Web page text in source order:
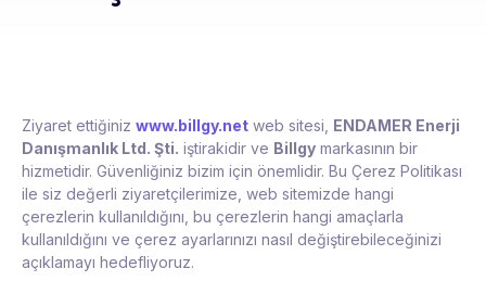
Ziyaret ettiğiniz www.billgy.net web sitesi, ENDAMER Enerji
Danışmanlık Ltd. Şti. iştirakidir ve Billgy markasının bir
hizmetidir. Güvenliğiniz bizim için önemlidir. Bu Çerez Politikası
ile siz değerli ziyaretçilerimize, web sitemizde hangi
çerezlerin kullanıldığını, bu çerezlerin hangi amaçlarla
kullanıldığını ve çerez ayarlarınızı nasıl değiştirebileceğinizi
açıklamayı hedefliyoruz.